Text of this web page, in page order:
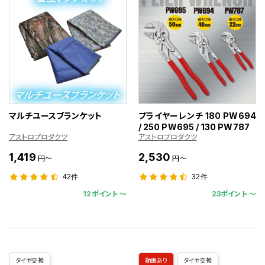
マルチユースブランケット
アストロプロダクツ
1,419 円～
42件
12ポイント 〜
プライヤーレンチ 180 PW694
/ 250 PW695 / 130 PW787
アストロプロダクツ
2,530 円～
32件
23ポイント 〜
タイヤ交換 動画あり タイヤ交換